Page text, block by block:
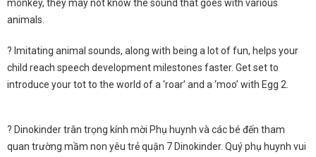
monkey, they may not know the sound that goes with various
animals.
? Imitating animal sounds, along with being a lot of fun, helps your
child reach speech development milestones faster. Get set to
introduce your tot to the world of a ‘roar’ and a ‘moo’ with Egg 2.
? Dinokinder trân trọng kính mời Phụ huynh và các bé đến tham
quan trường mầm non yêu trẻ quận 7 Dinokinder. Quý phụ huynh vui